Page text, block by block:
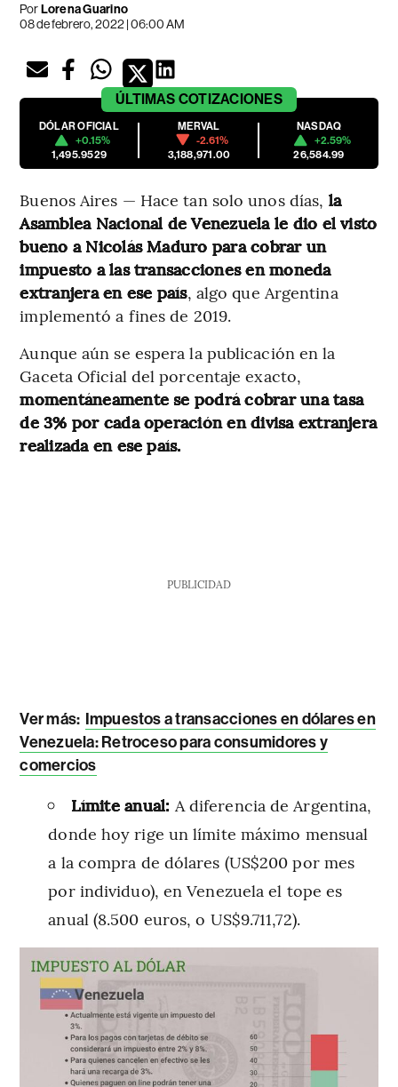
PorLorena Guarino
08 de febrero, 2022 | 06:00 AM
ÚLTIMAS COTIZACIONES
DÓLAR OFICIAL
+0.15%
1,495.9529
MERVAL
-2.61%
3,188,971.00
NASDAQ
+2.59%
26,584.99
Buenos Aires — Hace tan solo unos días, la
Asamblea Nacional de Venezuela le dio el visto
bueno a Nicolás Maduro para cobrar un
impuesto a las transacciones en moneda
extranjera en ese país, algo que Argentina
implementó a fines de 2019.
Aunque aún se espera la publicación en la
Gaceta Oficial del porcentaje exacto,
momentáneamente se podrá cobrar una tasa
de 3% por cada operación en divisa extranjera
realizada en ese país.
PUBLICIDAD
Ver más: Impuestos a transacciones en dólares en
Venezuela: Retroceso para consumidores y
comercios
Límite anual: A diferencia de Argentina,
donde hoy rige un límite máximo mensual
a la compra de dólares (US$200 por mes
por individuo), en Venezuela el tope es
anual (8.500 euros, o US$9.711,72).